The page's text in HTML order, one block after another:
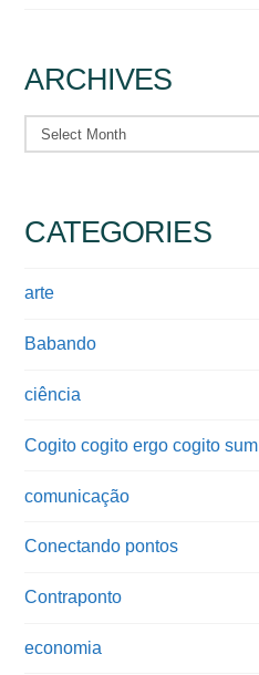
ARCHIVES
Archives
CATEGORIES
arte
Babando
ciência
Cogito cogito ergo cogito sum
comunicação
Conectando pontos
Contraponto
economia